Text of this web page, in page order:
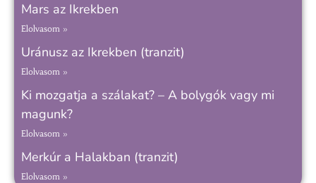
Mars az Ikrekben
Elolvasom »
Uránusz az Ikrekben (tranzit)
Elolvasom »
Ki mozgatja a szálakat? – A bolygók vagy mi
magunk?
Elolvasom »
Merkúr a Halakban (tranzit)
Elolvasom »